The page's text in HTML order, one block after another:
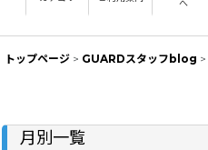
へ
トップページ > GUARDスタッフblog >
月別一覧